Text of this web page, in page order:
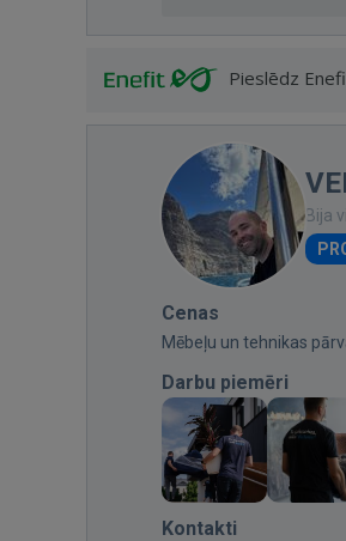
Pieslēdz
Bija
Cenas
Mēbeļu un tehnikas
Darbu piemēri
Kontakti